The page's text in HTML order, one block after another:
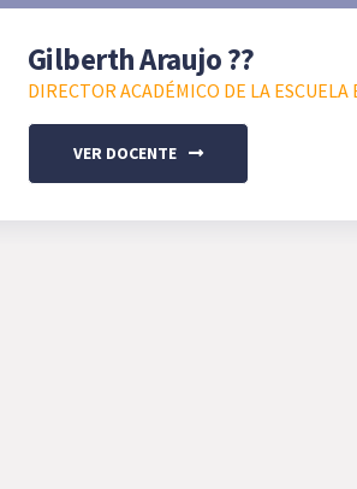
Gilberth Araujo ??
DIRECTOR ACADÉMICO DE LA
VER DOCENTE